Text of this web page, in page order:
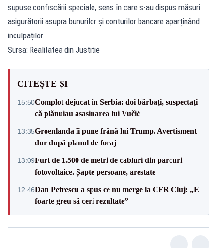
supuse confiscării speciale, sens în care s-au dispus măsuri
asigurătorii asupra bunurilor și conturilor bancare aparținând
inculpaților.
Sursa: Realitatea din Justitie
CITEȘTE ȘI
15:50Complot dejucat în Serbia: doi bărbați, suspectați
că plănuiau asasinarea lui Vučić
13:35Groenlanda îi pune frână lui Trump. Avertisment
dur după planul de foraj
13:09Furt de 1.500 de metri de cabluri din parcuri
fotovoltaice. Șapte persoane, arestate
12:46Dan Petrescu a spus ce nu merge la CFR Cluj: „E
foarte greu să ceri rezultate”